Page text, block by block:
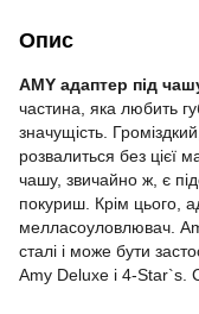
Опис
AMY адаптер під
частина, яка любить
значущість.
розвалиться без цієї
чашу, звичайно ж, є
покуриш. Крім цього,
мелласоуловлювач.
сталі і може бути
Amy Deluxe і 4-Star`s.